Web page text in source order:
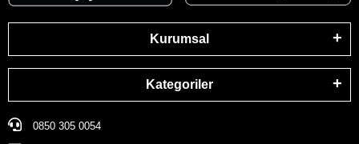
Kurumsal
Kategoriler
0850 305 0054